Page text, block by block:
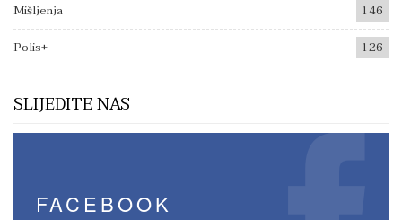
Mišljenja
146
Polis+
126
SLIJEDITE NAS
FACEBOOK